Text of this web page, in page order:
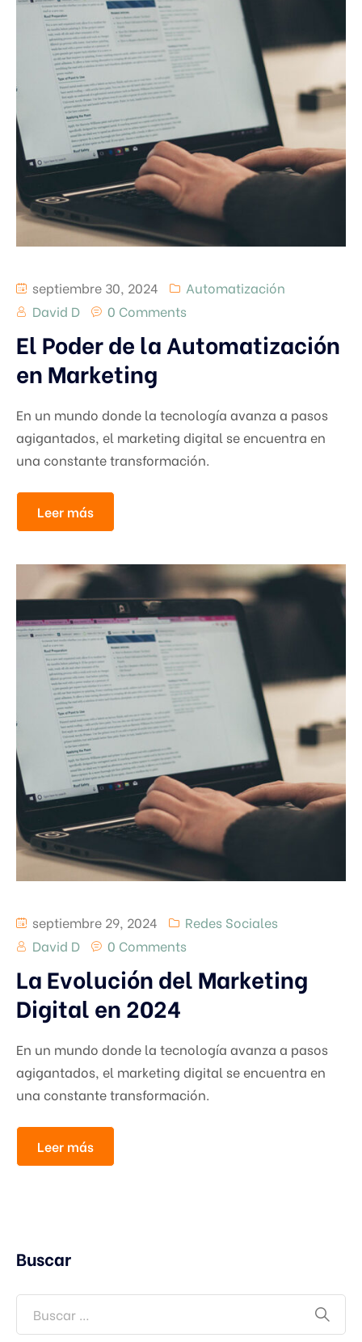
septiembre 30, 2024
Automatización
David D
0 Comments
El Poder de la Automatización
en Marketing
En un mundo donde la tecnología avanza a pasos
agigantados, el marketing digital se encuentra en
una constante transformación.
Leer más
septiembre 29, 2024
Redes Sociales
David D
0 Comments
La Evolución del Marketing
Digital en 2024
En un mundo donde la tecnología avanza a pasos
agigantados, el marketing digital se encuentra en
una constante transformación.
Leer más
Buscar